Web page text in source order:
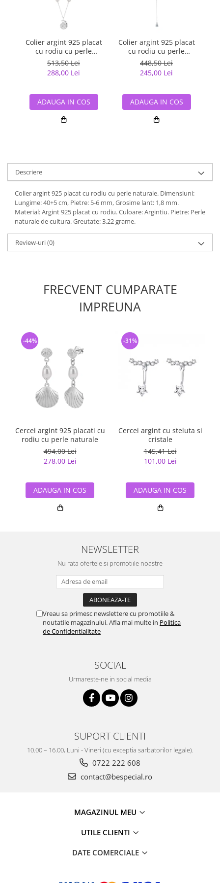
Colier argint 925 placat
cu rodiu cu perle
naturale
513,50 Lei
288,00 Lei
ADAUGA IN COS
Colier argint 925 placat
cu rodiu cu perle
naturale si zirconiu
448,50 Lei
245,00 Lei
ADAUGA IN COS
Descriere
Colier argint 925 placat cu rodiu cu perle naturale. Dimensiuni:
Lungime: 40+5 cm, Pietre: 5-6 mm, Grosime lant: 1,8 mm.
Material: Argint 925 placat cu rodiu. Culoare: Argintiu. Pietre: Perle
naturale de cultura. Greutate: 3,22 grame.
Review-uri(0)
FRECVENT CUMPARATE
IMPREUNA
Cercei argint 925 placati cu
rodiu cu perle naturale
494,00 Lei
278,00 Lei
-44%
ADAUGA IN COS
Cercei argint cu steluta si
cristale
145,41 Lei
101,00 Lei
-31%
ADAUGA IN COS
NEWSLETTER
Nu rata ofertele si promotiile noastre
Vreau sa primesc newslettere cu promotiile &
noutatile magazinului. Afla mai multe in Politica
de Confidentialitate
SOCIAL
Urmareste-ne in social media
SUPORT CLIENTI
10.00 – 16.00, Luni - Vineri (cu exceptia sarbatorilor legale).
0722 222 608
contact@bespecial.ro
MAGAZINUL MEU
UTILE CLIENTI
DATE COMERCIALE